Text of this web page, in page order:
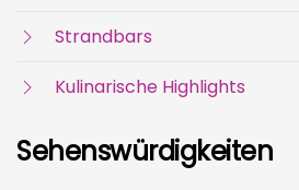
Strandbars
Kulinarische Highlights
Sehenswürdigkeiten